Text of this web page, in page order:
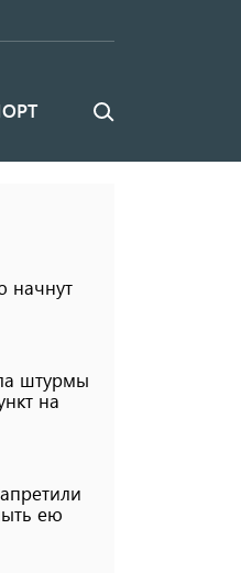
Поиск
начнут
штурмы
на
ею